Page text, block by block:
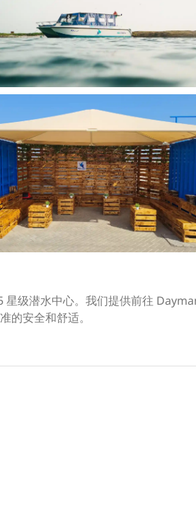
级潜水中心。我们提供前往
的安全和舒适。